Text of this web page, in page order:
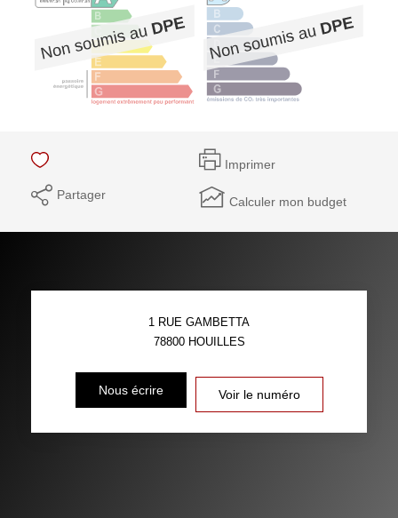
Imprimer
Partager Calculer mon budget
1 RUE GAMBETTA
78800 HOUILLES
Nous écrire Voir le numéro